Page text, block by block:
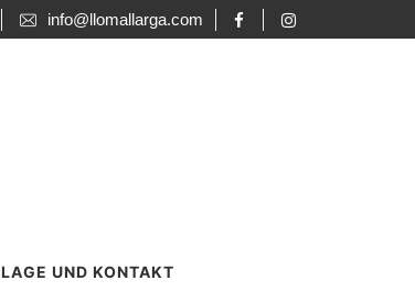
info@llomallarga.com
LAGE UND KONTAKT